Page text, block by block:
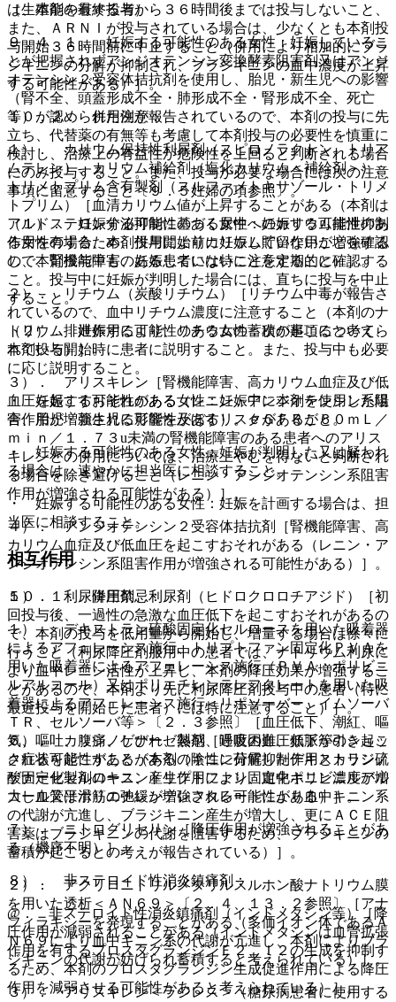
は、本剤の最終投与から３６時間後までは投与しないこと、
また、ＡＲＮＩが投与されている場合は、少なくとも本剤投
与開始３６時間前に中止すること（併用により相加的にブラ
ジキニンの分解が抑制され、ブラジキニンの血中濃度が上昇
する可能性がある）］。
１０．２． 併用注意：
１）． カリウム保持性利尿剤（スピロノラクトン、トリア
ムテレン）、カリウム補給剤（塩化カリウム＜補給剤＞）、
トリメトプリム含有製剤（スルファメトキサゾール・トリメ
トプリム）［血清カリウム値が上昇することがある（本剤は
アルドステロン分泌抑制に基づく尿中へのカリウム排泄抑制
作用を有するため、併用によりカリウム貯留作用が増強する
ので、腎機能障害のある患者には特に注意すること）］。
２）． リチウム（炭酸リチウム）［リチウム中毒が報告さ
れているので、血中リチウム濃度に注意すること（本剤のナ
トリウム排泄作用により、リチウムの蓄積が起こると考えら
れている）］。
３）． アリスキレン［腎機能障害、高カリウム血症及び低
血圧を起こすおそれがある（レニン・アンジオテンシン系阻
害作用が増強される可能性がある）。ｅＧＦＲが６０ｍＬ／
ｍｉｎ／１．７３u未満の腎機能障害のある患者へのアリス
キレンとの併用については、治療上やむを得ないと判断され
る場合を除き避けること（レニン・アンジオテンシン系阻害
作用が増強される可能性がある）］。
４）． アンジオテンシン２受容体拮抗剤［腎機能障害、高
カリウム血症及び低血圧を起こすおそれがある（レニン・ア
ンジオテンシン系阻害作用が増強される可能性がある）］。
５）． 利尿降圧剤、利尿剤（ヒドロクロロチアジド）［初
回投与後、一過性の急激な血圧低下を起こすおそれがあるの
で、本剤の投与を低用量から開始し、増量する場合は徐々に
行うこと（利尿降圧剤服用中の患者では、ナトリウム利尿に
より血中レニン活性が上昇し、本剤の降圧効果が増強するこ
とがあるので、本剤より先に利尿降圧剤投与中の患者（特に
最近投与を開始した患者）には特に注意すること）］。
６）． カリジノゲナーゼ製剤［過度の血圧低下が引き起こ
される可能性がある（本剤のキニン分解抑制作用とカリジノ
ゲナーゼ製剤のキニン産生作用により、血中キニン濃度が増
大し血管平滑筋の弛緩が増強される可能性がある）］。
７）． ニトログリセリン［降圧作用が増強されることがあ
る（機序不明）］。
８）． 非ステロイド性消炎鎮痛剤：
@． 非ステロイド性消炎鎮痛剤（インドメタシン等）［降
圧作用が減弱されることがある（インドメタシンは血管拡張
作用を有するプロスタグランジンＥ２、Ｉ２の生成を抑制す
るため、本剤のプロスタグランジン生成促進作用による降圧
作用を減弱させる可能性があると考えられている）］。
（生殖能を有する者）
９．４．１． 妊娠する可能性のある女性：妊娠しているこ
とが把握されずアンジオテンシン変換酵素阻害剤又はアンジ
オテンシン２受容体拮抗剤を使用し、胎児・新生児への影響
（腎不全、頭蓋形成不全・肺形成不全・腎形成不全、死亡
等）が認められた例が報告されているので、本剤の投与に先
立ち、代替薬の有無等も考慮して本剤投与の必要性を慎重に
検討し、治療上の有益性が危険性を上回ると判断される場合
にのみ投与すること。また、投与が必要な場合には次の注意
事項に留意すること〔９．５妊婦の項参照〕。
（１）． 妊娠する可能性のある女性：妊娠する可能性のあ
る女性の場合、本剤投与開始前に妊娠していないことを確認
し、本剤投与中も、妊娠していないことを定期的に確認する
こと。投与中に妊娠が判明した場合には、直ちに投与を中止
すること。
（２）． 妊娠する可能性のある女性：次の事項について、
本剤投与開始時に患者に説明すること。また、投与中も必要
に応じ説明すること。
・ 妊娠する可能性のある女性：妊娠中に本剤を使用した場
合、胎児・新生児に影響を及ぼすリスクがあること。
・ 妊娠する可能性のある女性：妊娠が判明した又は疑われ
る場合は、速やかに担当医に相談すること。
・ 妊娠する可能性のある女性：妊娠を計画する場合は、担
当医に相談すること。
相互作用
１０．１． 併用禁忌：
１）． デキストラン硫酸固定化セルロースを用いた吸着器
によるアフェレーシス施行、トリプトファン固定化ＰＶＡを
用いた吸着器によるアフェレーシス施行（ＰＶＡ：ポリビニ
ルアルコール）又はポリエチレンテレフタレートを用いた吸
着器によるアフェレーシス施行＜リポソーバー、イムソーバ
ＴＲ、セルソーバ等＞〔２．３参照〕［血圧低下、潮紅、嘔
気、嘔吐、腹痛、しびれ、熱感、呼吸困難、頻脈等のショッ
ク症状を起こすことがある（陰性に荷電したデキストラン硫
酸固定化セルロース、トリプトファン固定化ポリビニルアル
コール又はポリエチレンテレフタレートにより血中キニン系
の代謝が亢進し、ブラジキニン産生が増大し、更にＡＣＥ阻
害薬はブラジキニンの代謝を阻害するため、ブラジキニンの
蓄積が起こるとの考えが報告されている）］。
２）． アクリロニトリルメタリルスルホン酸ナトリウム膜
を用いた透析＜ＡＮ６９＞〔２．４、１３．２参照〕［アナ
フィラキシーを発現することがある（多価イオン体であるＡ
Ｎ６９により血中キニン系の代謝が亢進し、本剤によりブラ
ジキニンの代謝が妨げられ蓄積すると考えられている）］。
３）． アリスキレン＜ラジレス＞（糖尿病患者に使用する